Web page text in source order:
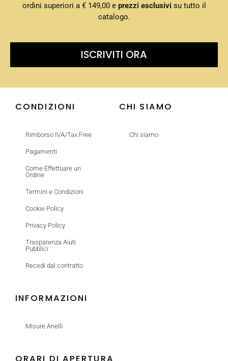
ordini superiori a € 149,00 e prezzi esclusivi su tutto il
catalogo.
ISCRIVITI ORA
CONDIZIONI
Rimborso IVA/Tax Free
Pagamenti
Come Effettuare un
Ordine
Termini e Condizioni
Cookie Policy
Privacy Policy
Trasparenza Aiuti
Pubblici
Recedi dal contratto
CHI SIAMO
Chi siamo
INFORMAZIONI
Misure Anelli